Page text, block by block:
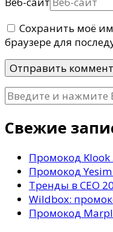
Сохранить моё
браузере для
Ищите
что-
то?
Свежие
Промокод
Промокод
Тренды в СЕО
Wildbox:
Промокод